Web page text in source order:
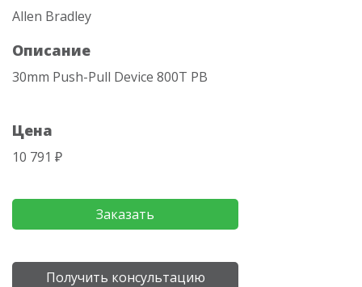
Allen Bradley
Описание
30mm Push-Pull Device 800T PB
Цена
10 791 ₽
Заказать
Получить консультацию